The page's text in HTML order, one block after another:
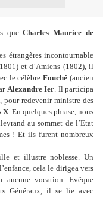
queCharles Maurice de
étrangères incontournable
et d’Amiens (1802), il
le célèbreFouché (ancien
Alexandre Ier. Il participa
pour redevenir ministre des
X. En quelques phrase, nous
au sommet de l’Etat
! Et ils furent nombreux
et illustre noblesse. Un
cela le dirigea vers
aucune vocation. Evêque
Généraux, il se lie avec